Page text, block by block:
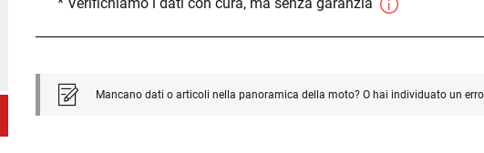
* Verifichiamo i dati con cura, ma senza garanzia
Mancano dati o articoli nella panoramica della moto? O hai individuato un